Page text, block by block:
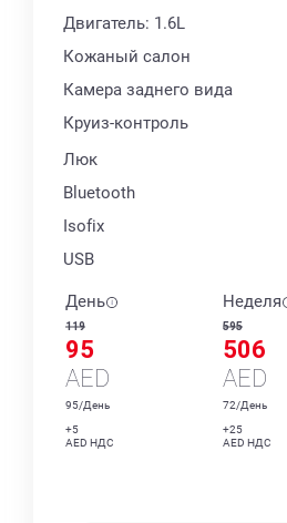
Двигатель: 1.6L
Кожаный салон
Камера заднего вида
Круиз-контроль
Люк
Bluetooth
Isofix
USB
День
119
95
AED
95/День
+5
AED НДС
Неделя
595
506
AED
72/День
+25
AED НДС